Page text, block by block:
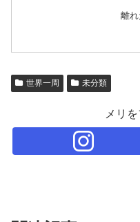
離
世界一周 未分類
メリ